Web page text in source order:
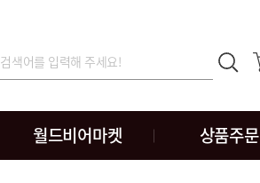
월드비어마켓 상품주문